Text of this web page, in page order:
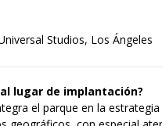
Studios, Los Ángeles
lugar de implantación?
el parque en la